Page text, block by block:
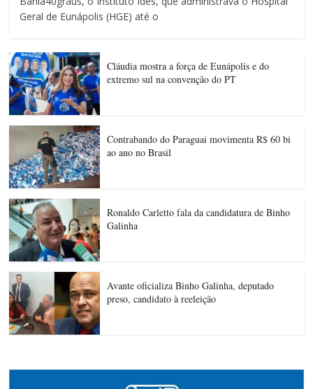
Geral de Eunápolis (HGE) até o
Cláudia mostra a força de Eunápolis e do
extremo sul na convenção do PT
Contrabando do Paraguai movimenta R$ 60 bi
ao ano no Brasil
Ronaldo Carletto fala da candidatura de Binho
Galinha
Avante oficializa Binho Galinha, deputado
preso, candidato à reeleição